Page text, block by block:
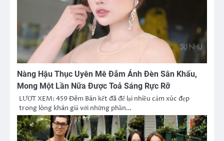
Nàng Hậu Thục Uyên Mê Đắm Ánh Đèn Sân Khấu,
Mong Một Lần Nữa Được Toả Sáng Rực Rỡ
LƯỢT XEM: 459 Đêm Bán kết đã để lại nhiều cảm xúc đẹp
trong lòng khán giả với những phần…